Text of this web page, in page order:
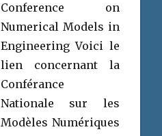
Conference on
Numerical Models in
Engineering Voici le
lien concernant la
Conférance
Nationale sur les
Modèles Numériques